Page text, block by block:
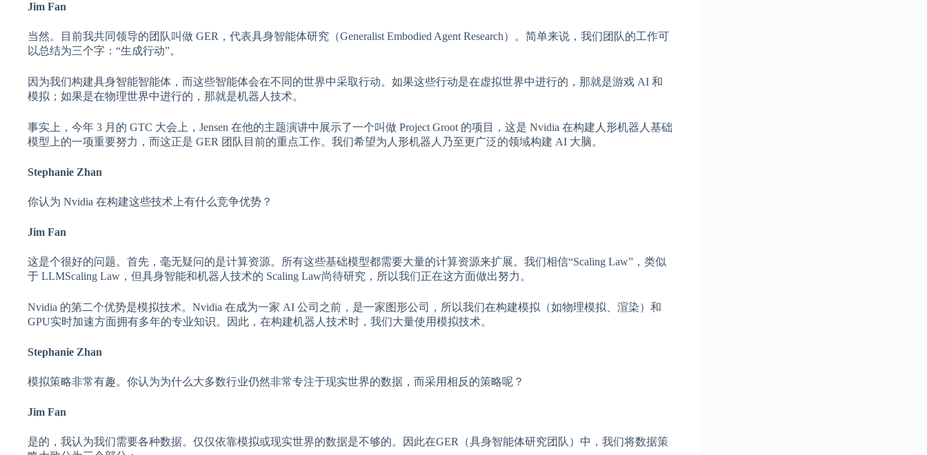
Jim Fan
当然。目前我共同领导的团队叫做 GER，代表具身智能体研究（Generalist Embodied Agent Research）。简单来说，我们团队的工作可
以总结为三个字：“生成行动”。
因为我们构建具身智能智能体，而这些智能体会在不同的世界中采取行动。如果这些行动是在虚拟世界中进行的，那就是游戏 AI 和
模拟；如果是在物理世界中进行的，那就是机器人技术。
事实上，今年 3 月的 GTC 大会上，Jensen 在他的主题演讲中展示了一个叫做 Project Groot 的项目，这是 Nvidia 在构建人形机器人基础
模型上的一项重要努力，而这正是 GER 团队目前的重点工作。我们希望为人形机器人乃至更广泛的领域构建 AI 大脑。
Stephanie Zhan
你认为 Nvidia 在构建这些技术上有什么竞争优势？
Jim Fan
这是个很好的问题。首先，毫无疑问的是计算资源。所有这些基础模型都需要大量的计算资源来扩展。我们相信“Scaling Law”，类似
于 LLMScaling Law，但具身智能和机器人技术的 Scaling Law尚待研究，所以我们正在这方面做出努力。
Nvidia 的第二个优势是模拟技术。Nvidia 在成为一家 AI 公司之前，是一家图形公司，所以我们在构建模拟（如物理模拟、渲染）和
GPU实时加速方面拥有多年的专业知识。因此，在构建机器人技术时，我们大量使用模拟技术。
Stephanie Zhan
模拟策略非常有趣。你认为为什么大多数行业仍然非常专注于现实世界的数据，而采用相反的策略呢？
Jim Fan
是的，我认为我们需要各种数据。仅仅依靠模拟或现实世界的数据是不够的。因此在GER（具身智能体研究团队）中，我们将数据策